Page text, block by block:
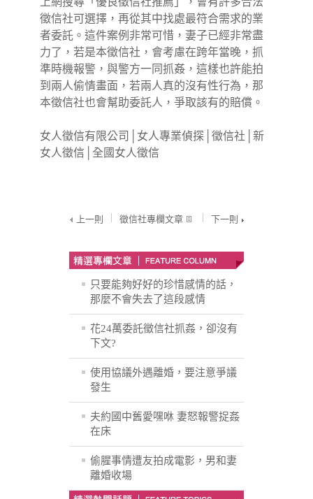
徵信社可選擇，再從其中找處最符合需求的業
者委託。這件案例非常可惜，妻子已經非常盡
力了，若是本徵信社，會考慮在跨年當晚，抓
準時機報警，與警方一同抓姦，這樣也許能拍
到兩人偷情畫面，若兩人真的沒有性行為，那
本徵信社也會幫助委託人，爭取該有的賠償。
女人徵信有限公司 女人專業偵探 │徵信社 │新
女人徵信
全國女人徵信
上一則 徵信社專欄文章 下一則
只要能夠好好的珍惜感情的話，
那麼不會失去了這段感情
花24萬委託徵信社抓姦，卻沒有
下文?
使用協議外遇離婚，要注意爭議
發生
夫約國中舊愛嘿咻 妻怒報警捉姦
在床
偷腥事情遭友拍成電影，男和妻
離婚收場